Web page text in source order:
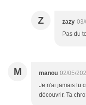
Z zazy
Pas du
M manou 02/05/
Je n'ai jamais lu
découvrir. Ta